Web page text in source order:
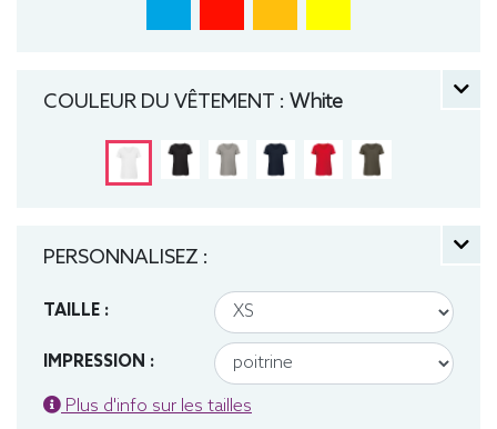
COULEUR DU VÊTEMENT : White
PERSONNALISEZ :
TAILLE :
IMPRESSION :
Plus d'info sur les tailles